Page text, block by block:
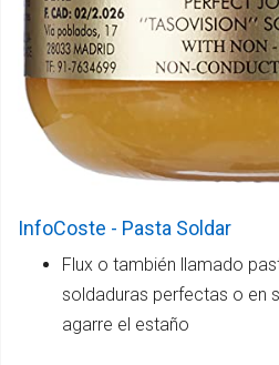
InfoCoste - Pasta Soldar
Flux o también llamado
soldaduras perfectas o en
agarre el estaño